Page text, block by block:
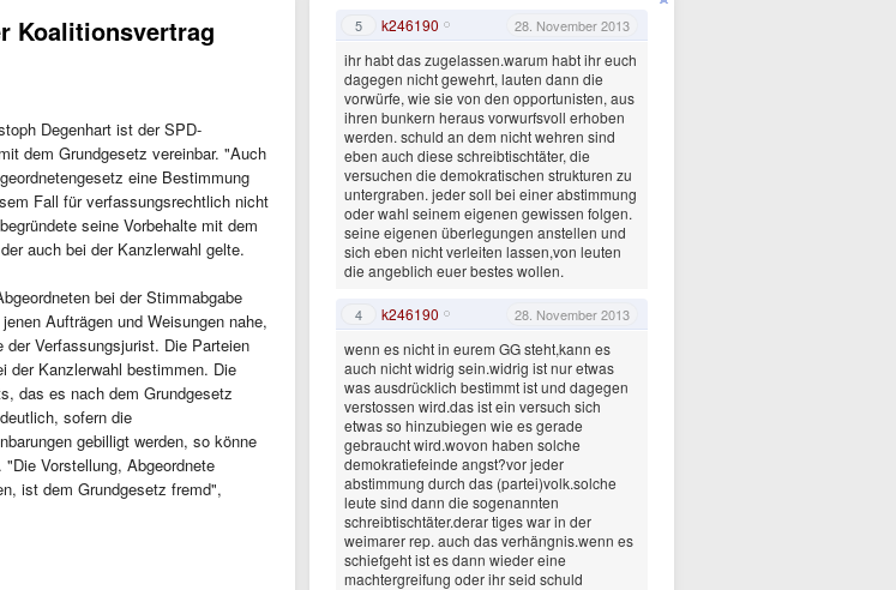
Koalitionsvertrag
Degenhart ist der SPD-
dem Grundgesetz vereinbar. "Auch
eine Bestimmung
Fall für verfassungsrechtlich nicht
seine Vorbehalte mit dem
auch bei der Kanzlerwahl gelte.
bei der Stimmabgabe
Aufträgen und Weisungen nahe,
Verfassungsjurist. Die Parteien
der Kanzlerwahl bestimmen. Die
das es nach dem Grundgesetz
sofern die
gebilligt werden, so könne
Vorstellung, Abgeordnete
ist dem Grundgesetz fremd",
5 k246190 28. November 2013
ihr habt das zugelassen.warum habt ihr euch
dagegen nicht gewehrt, lauten dann die
vorwürfe, wie sie von den opportunisten, aus
ihren bunkern heraus vorwurfsvoll erhoben
werden. schuld an dem nicht wehren sind
eben auch diese schreibtischtäter, die
versuchen die demokratischen strukturen zu
untergraben. jeder soll bei einer abstimmung
oder wahl seinem eigenen gewissen folgen.
seine eigenen überlegungen anstellen und
sich eben nicht verleiten lassen,von leuten
die angeblich euer bestes wollen.
4 k246190 28. November 2013
wenn es nicht in eurem GG steht,kann es
auch nicht widrig sein.widrig ist nur etwas
was ausdrücklich bestimmt ist und dagegen
verstossen wird.das ist ein versuch sich
etwas so hinzubiegen wie es gerade
gebraucht wird.wovon haben solche
demokratiefeinde angst?vor jeder
abstimmung durch das (partei)volk.solche
leute sind dann die sogenannten
schreibtischtäter.derar tiges war in der
weimarer rep. auch das verhängnis.wenn es
schiefgeht ist es dann wieder eine
machtergreifung oder ihr seid schuld